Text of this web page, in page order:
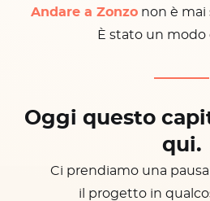
Andare a Zonzonon è mai
È stato un modo
Oggi questo
qui.
Ci prendiamo una
il progetto in